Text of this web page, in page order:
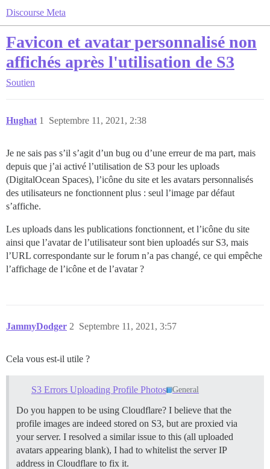
Discourse Meta
Favicon et avatar personnalisé non
affichés après l'utilisation de S3
Soutien
Hughat Septembre 11, 2021, 2:38
1
Je ne sais pas s’il s’agit d’un bug ou d’une erreur de ma part, mais
depuis que j’ai activé l’utilisation de S3 pour les uploads
(DigitalOcean Spaces), l’icône du site et les avatars personnalisés
des utilisateurs ne fonctionnent plus : seul l’image par défaut
s’affiche.
Les uploads dans les publications fonctionnent, et l’icône du site
ainsi que l’avatar de l’utilisateur sont bien uploadés sur S3, mais
l’URL correspondante sur le forum n’a pas changé, ce qui empêche
l’affichage de l’icône et de l’avatar ?
JammyDodger Septembre 11, 2021, 3:57
2
Cela vous est-il utile ?
S3 Errors Uploading Profile Photos General
Do you happen to be using Cloudflare? I believe that the
profile images are indeed stored on S3, but are proxied via
your server. I resolved a similar issue to this (all uploaded
avatars appearing blank), I had to whitelist the server IP
address in Cloudflare to fix it.